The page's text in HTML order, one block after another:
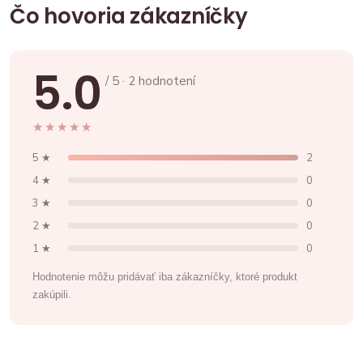
Čo hovoria zákazníčky
5.0 / 5 · 2 hodnotení
★★★★★
★★★★★
5 ★
2
4 ★
0
3 ★
0
2 ★
0
1 ★
0
Hodnotenie môžu pridávať iba zákazníčky, ktoré produkt
zakúpili.